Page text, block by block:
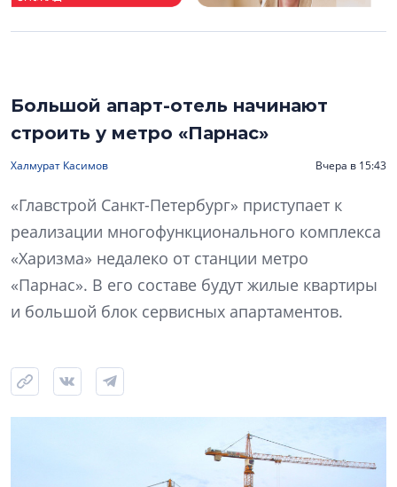
Большой апарт-отель начинают
строить у метро «Парнас»
Халмурат Касимов Вчера в 15:43
«Главстрой Санкт-Петербург» приступает к
реализации многофункционального комплекса
«Харизма» недалеко от станции метро
«Парнас». В его составе будут жилые квартиры
и большой блок сервисных апартаментов.